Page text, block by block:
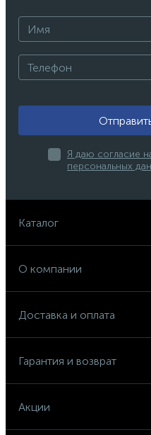
Я даю согласие
персональных
Каталог
О компании
Доставка и оплата
Гарантия и возврат
Акции